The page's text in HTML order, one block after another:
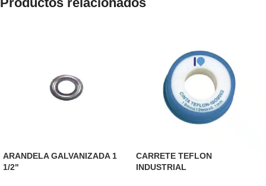
ARANDELA GALVANIZADA 1
1/2"
CARRETE TEFLON
INDUSTRIAL